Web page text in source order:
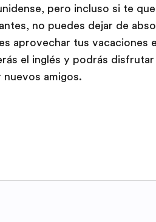
pero incluso si te
no puedes dejar de
aprovechar tus vacaciones
el inglés y podrás
amigos.